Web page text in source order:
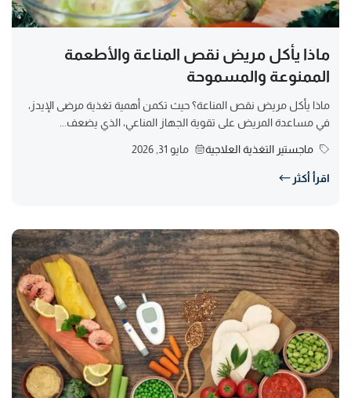
ماذا يأكل مريض نقص المناعة والأطعمة
الممنوعة والمسموحة
ماذا يأكل مريض نقص المناعة؟ حيث تكمن أهمية تغذية مرضى الإيدز،
في مساعدة المريض على تقوية الجهاز المناعي، الذي يضعف...
ماجستير التغذية العلاجية مايو 31, 2026
اقرأ أكثر